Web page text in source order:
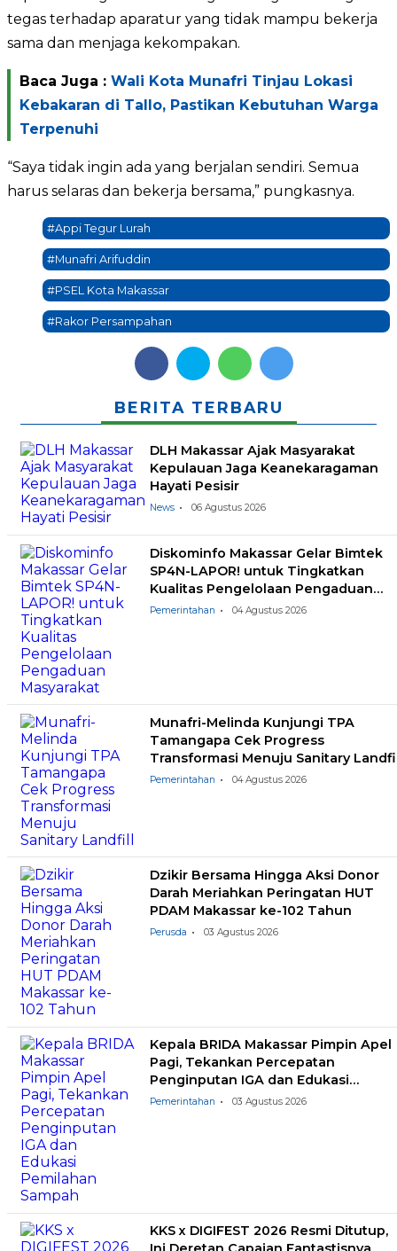
tegas terhadap aparatur yang tidak mampu bekerja
sama dan menjaga kekompakan.
Baca Juga : Wali Kota Munafri Tinjau Lokasi
Kebakaran di Tallo, Pastikan Kebutuhan Warga
Terpenuhi
“Saya tidak ingin ada yang berjalan sendiri. Semua
harus selaras dan bekerja bersama,” pungkasnya.
#Appi Tegur Lurah
#Munafri Arifuddin
#PSEL Kota Makassar
#Rakor Persampahan
BERITA TERBARU
DLH Makassar Ajak Masyarakat
Kepulauan Jaga Keanekaragaman
Hayati Pesisir
News 06 Agustus 2026
Diskominfo Makassar Gelar Bimtek
SP4N-LAPOR! untuk Tingkatkan
Kualitas Pengelolaan Pengaduan
Masyarakat
Pemerintahan 04 Agustus 2026
Munafri-Melinda Kunjungi TPA
Tamangapa Cek Progress
Transformasi Menuju Sanitary
Pemerintahan 04 Agustus 2026
Dzikir Bersama Hingga Aksi Donor
Darah Meriahkan Peringatan HUT
PDAM Makassar ke-102 Tahun
Perusda 03 Agustus 2026
Kepala BRIDA Makassar Pimpin Apel
Pagi, Tekankan Percepatan
Penginputan IGA dan Edukasi
Pemilahan Sampah
Pemerintahan 03 Agustus 2026
KKS x DIGIFEST 2026 Resmi Ditutup,